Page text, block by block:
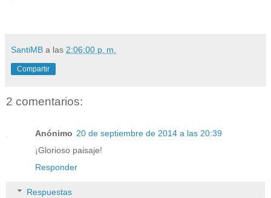
SantiMB a las 2:06:00 p. m.
Compartir
2 comentarios:
Anónimo 20 de septiembre de 2014 a las 20:39
¡Glorioso paisaje!
Responder
Respuestas